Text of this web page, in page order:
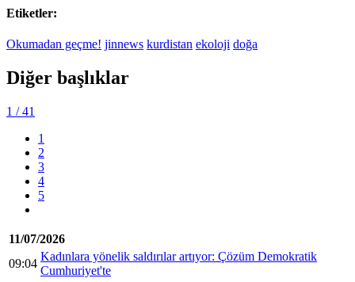
Etiketler:
Okumadan geçme! jinnews kurdistan ekoloji doğa
Diğer başlıklar
1 / 41
1
2
3
4
5
11/07/2026
09:04
Kadınlara yönelik saldırılar artıyor: Çözüm Demokratik
Cumhuriyet'te